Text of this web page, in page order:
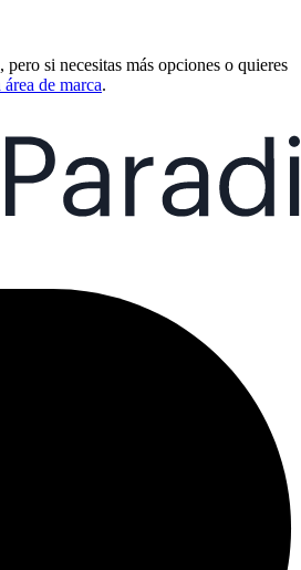
si necesitas más opciones o quieres
área de marca.